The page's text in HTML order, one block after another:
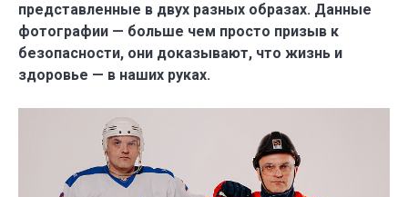
представленные в двух разных образах. Данные
фотографии — больше чем просто призыв к
безопасности, они доказывают, что жизнь и
здоровье — в наших руках.